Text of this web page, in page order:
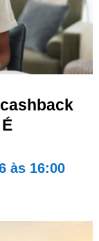
às 16:00